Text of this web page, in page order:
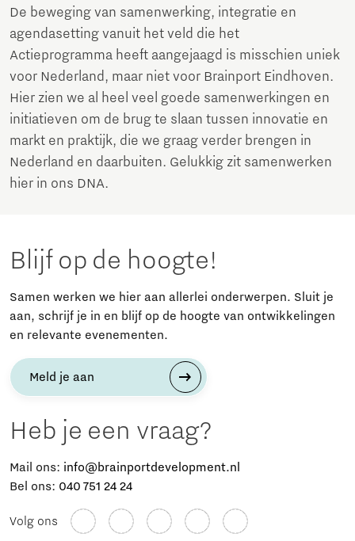
De beweging van samenwerking, integratie en
agendasetting vanuit het veld die het
Actieprogramma heeft aangejaagd is misschien uniek
voor Nederland, maar niet voor Brainport Eindhoven.
Hier zien we al heel veel goede samenwerkingen en
initiatieven om de brug te slaan tussen innovatie en
markt en praktijk, die we graag verder brengen in
Nederland en daarbuiten. Gelukkig zit samenwerken
hier in ons DNA.
Blijf op de hoogte!
Samen werken we hier aan allerlei onderwerpen. Sluit je
aan, schrijf je in en blijf op de hoogte van ontwikkelingen
en relevante evenementen.
Meld je aan
Heb je een vraag?
Mail ons: info@brainportdevelopment.nl
Bel ons: 040 751 24 24
Volg ons